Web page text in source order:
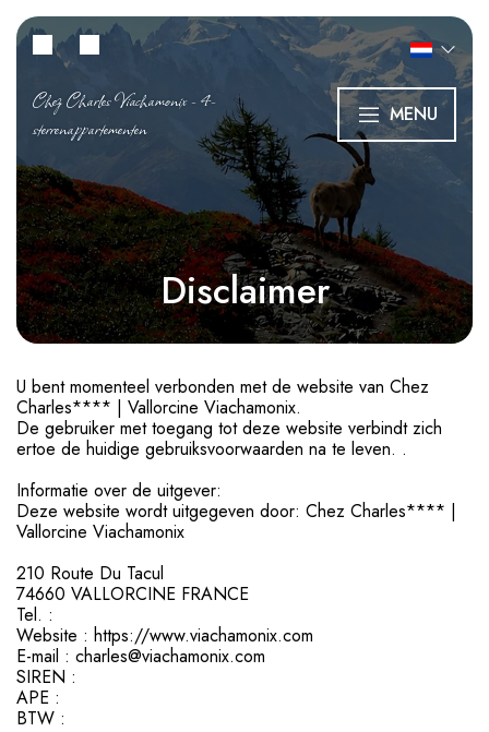
Chez Charles Viachamonix - 4-
sterrenappartementen
MENU
Disclaimer
U bent momenteel verbonden met de website van Chez
Charles**** | Vallorcine Viachamonix.
De gebruiker met toegang tot deze website verbindt zich
ertoe de huidige gebruiksvoorwaarden na te leven. .
Informatie over de uitgever:
Deze website wordt uitgegeven door: Chez Charles**** |
Vallorcine Viachamonix
210 Route Du Tacul
74660 VALLORCINE FRANCE
Tel. :
Website : https://www.viachamonix.com
E-mail : charles@viachamonix.com
SIREN :
APE :
BTW :